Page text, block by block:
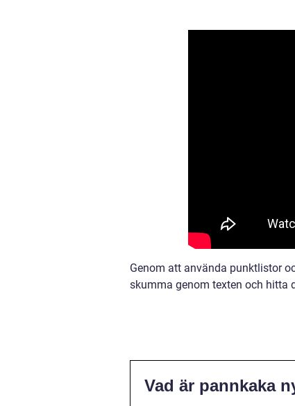
Genom att använda punktlistor
skumma genom texten och hitta
Vad är pannkaka